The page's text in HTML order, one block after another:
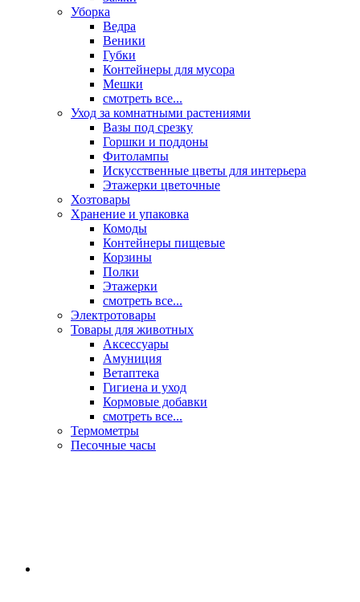
Уборка
Ведра
Веники
Губки
Контейнеры для мусора
Мешки
смотреть все...
Уход за комнатными растениями
Вазы под срезку
Горшки и поддоны
Фитолампы
Искусственные цветы для интерьера
Этажерки цветочные
Хозтовары
Хранение и упаковка
Комоды
Контейнеры пищевые
Корзины
Полки
Этажерки
смотреть все...
Электротовары
Товары для животных
Аксессуары
Амуниция
Ветаптека
Гигиена и уход
Кормовые добавки
смотреть все...
Термометры
Песочные часы